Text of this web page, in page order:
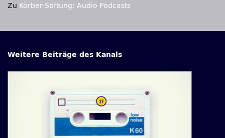
Zu Körber-Stiftung: Audio Podcasts
Weitere Beiträge des Kanals